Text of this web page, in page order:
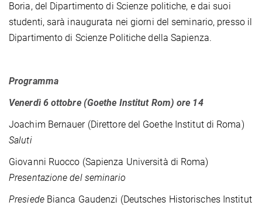
Boria, del Dipartimento di Scienze politiche, e dai suoi
studenti, sarà inaugurata nei giorni del seminario, presso il
Dipartimento di Scienze Politiche della Sapienza.
Programma
Venerdì 6 ottobre (Goethe Institut Rom) ore 14
Joachim Bernauer (Direttore del Goethe Institut di Roma)
Saluti
Giovanni Ruocco (Sapienza Università di Roma)
Presentazione del seminario
Presiede Bianca Gaudenzi (Deutsches Historisches Institut